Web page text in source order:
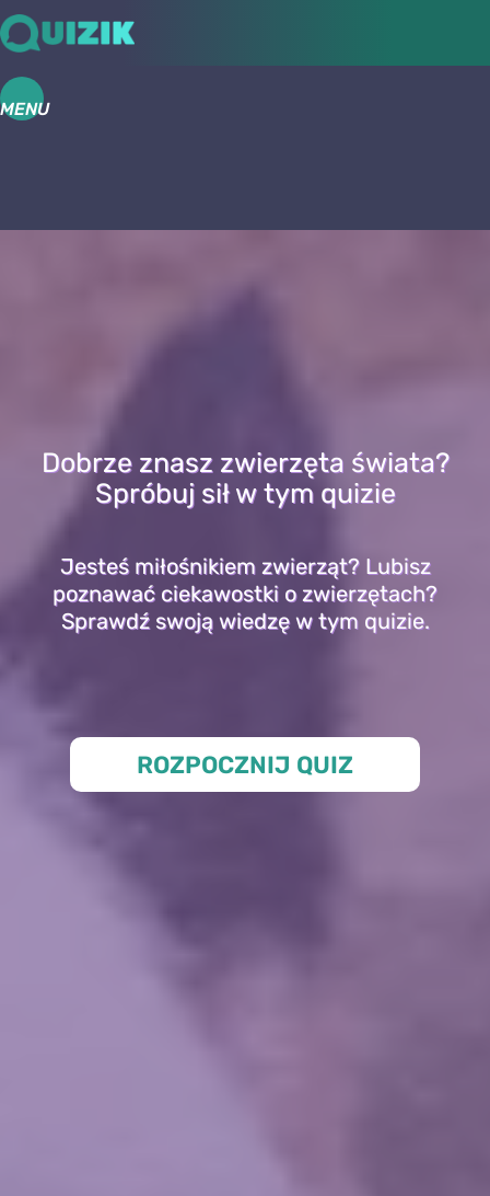
MENU
Dobrze znasz zwierzęta świata?
Spróbuj sił w tym quizie
Jesteś miłośnikiem zwierząt? Lubisz
poznawać ciekawostki o zwierzętach?
Sprawdź swoją wiedzę w tym quizie.
ROZPOCZNIJ QUIZ